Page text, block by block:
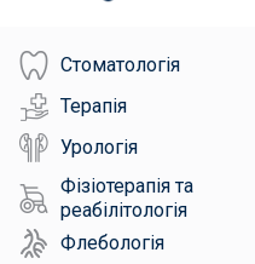
Стоматологія
Терапія
Урологія
Фізіотерапія та
реабілітологія
Флебологія